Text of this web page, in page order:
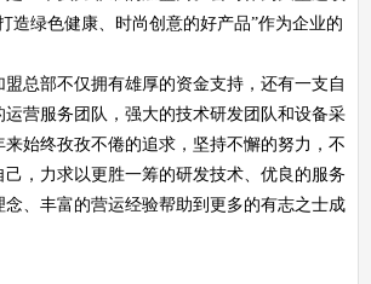
造绿色健康、时尚创意的好产品”作为企业的
总部不仅拥有雄厚的资金支持，还有一支自
营服务团队，强大的技术研发团队和设备采
来始终孜孜不倦的追求，坚持不懈的努力，不
己，力求以更胜一筹的研发技术、优良的服务
念、丰富的营运经验帮助到更多的有志之士成